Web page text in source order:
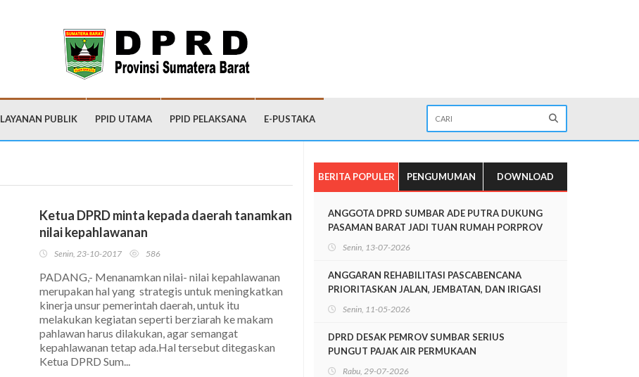
LAYANAN PUBLIK PPID UTAMA PPID PELAKSANA E-PUSTAKA
Ketua DPRD minta kepada daerah tanamkan
nilai kepahlawanan
Senin, 23-10-2017 586
PADANG,- Menanamkan nilai- nilai kepahlawanan
merupakan hal yang strategis untuk meningkatkan
kinerja unsur pemerintah daerah, untuk itu
melakukan kegiatan seperti berziarah ke makam
pahlawan harus dilakukan, agar semangat
kepahlawanan tetap ada.Hal tersebut ditegaskan
Ketua DPRD Sum...
BERITA POPULER PENGUMUMAN DOWNLOAD
ANGGOTA DPRD SUMBAR ADE PUTRA DUKUNG
PASAMAN BARAT JADI TUAN RUMAH PORPROV
SUMBAR 2026
Senin, 13-07-2026
ANGGARAN REHABILITASI PASCABENCANA
PRIORITASKAN JALAN, JEMBATAN, DAN IRIGASI
Senin, 11-05-2026
DPRD DESAK PEMROV SUMBAR SERIUS
PUNGUT PAJAK AIR PERMUKAAN
Rabu, 29-07-2026